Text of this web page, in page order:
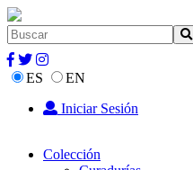
ES
EN
Iniciar Sesión
Colección